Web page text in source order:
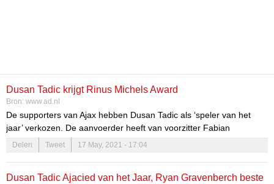
Dusan Tadic krijgt Rinus Michels Award
Bron: www.ad.nl
De supporters van Ajax hebben Dusan Tadic als ‘speler van het
jaar’ verkozen. De aanvoerder heeft van voorzitter Fabian
Nagtzaam van de supportersvereniging van de Amsterdamse club
de Rinus Michels Award uitgereikt gekregen.
Delen Tweet 17 May, 2021 - 17:04
Dusan Tadic Ajacied van het Jaar, Ryan Gravenberch beste